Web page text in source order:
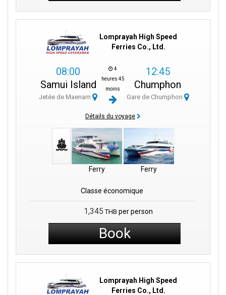
Lomprayah High Speed
Ferries Co., Ltd.
08:00
Samui Island
Jetée de Maenam
4
heures 45
moins
12:45
Chumphon
Gare de Chumphon
Détails du voyage
Ferry Ferry
Classe économique
1,345 THB per person
Book
Lomprayah High Speed
Ferries Co., Ltd.